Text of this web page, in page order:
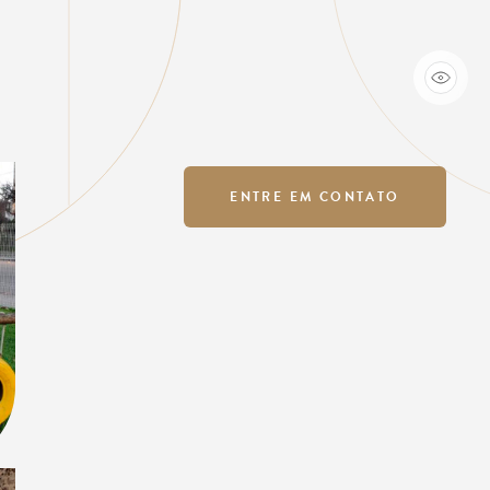
ENTRE EM CONTATO